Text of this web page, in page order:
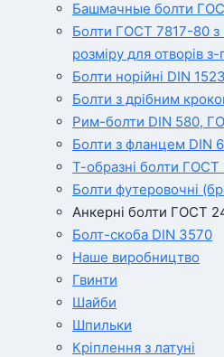
Башмачные болти
Болти ГОСТ 7817-80
розміру для отворів з-
Болти норійні DIN
Болти з дрібним
Рим-болти DIN 580,
Болти з фланцем DIN
Т-образні болти ГОСТ
Болти футеровочні
Анкерні болти ГОСТ
Болт-скоба DIN 3570
Наше виробництво
Гвинти
Шайби
Шпильки
Кріплення з латуні